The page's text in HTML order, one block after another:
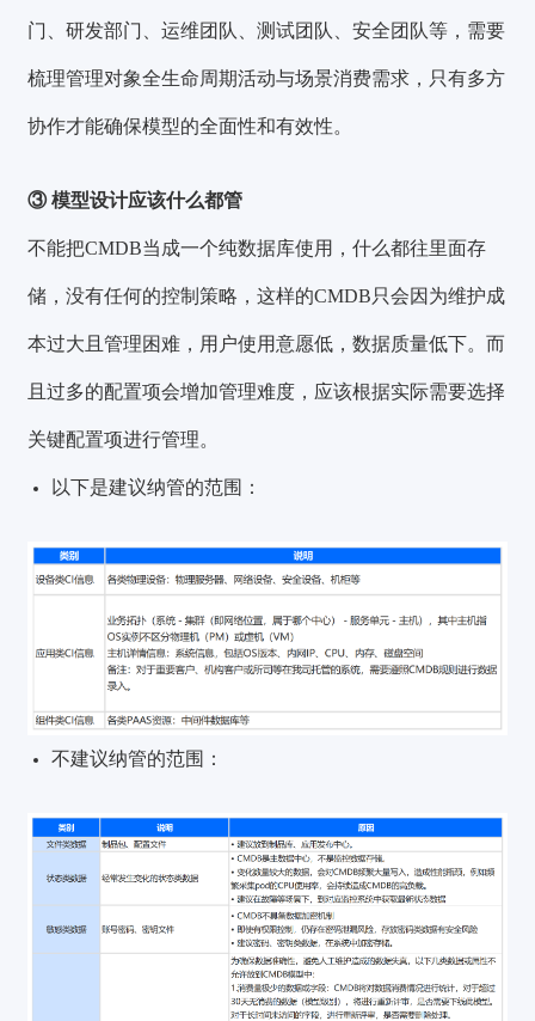
门、研发部门、运维团队、测试团队、安全团队等，需要
梳理管理对象全生命周期活动与场景消费需求，只有多方
协作才能确保模型的全面性和有效性。
③ 模型设计应该什么都管
不能把CMDB当成一个纯数据库使用，什么都往里面存
储，没有任何的控制策略，这样的CMDB只会因为维护成
本过大且管理困难，用户使用意愿低，数据质量低下。而
且过多的配置项会增加管理难度，应该根据实际需要选择
关键配置项进行管理。
以下是建议纳管的范围：
不建议纳管的范围：